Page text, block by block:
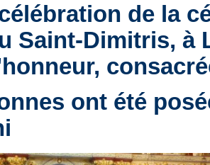
de la
Saint-Dimitris, à
ont été